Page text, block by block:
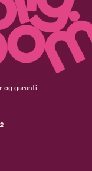
og garanti